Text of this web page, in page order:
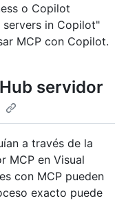
o Copilot
servers in Copilot"
MCP con Copilot.
servidor
a través de la
MCP en Visual
con MCP pueden
exacto puede